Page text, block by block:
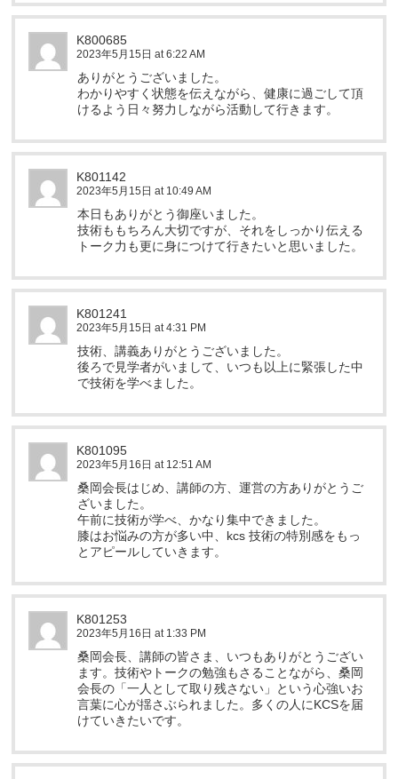
K800685
2023年5月15日 at 6:22 AM
ありがとうございました。
わかりやすく状態を伝えながら、健康に過ごして頂
けるよう日々努力しながら活動して行きます。
K801142
2023年5月15日 at 10:49 AM
本日もありがとう御座いました。
技術ももちろん大切ですが、それをしっかり伝える
トーク力も更に身につけて行きたいと思いました。
K801241
2023年5月15日 at 4:31 PM
技術、講義ありがとうございました。
後ろで見学者がいまして、いつも以上に緊張した中
で技術を学べました。
K801095
2023年5月16日 at 12:51 AM
桑岡会長はじめ、講師の方、運営の方ありがとうご
ざいました。
午前に技術が学べ、かなり集中できました。
膝はお悩みの方が多い中、kcs 技術の特別感をもっ
とアピールしていきます。
K801253
2023年5月16日 at 1:33 PM
桑岡会長、講師の皆さま、いつもありがとうござい
ます。技術やトークの勉強もさることながら、桑岡
会長の「一人として取り残さない」という心強いお
言葉に心が揺さぶられました。多くの人にKCSを届
けていきたいです。